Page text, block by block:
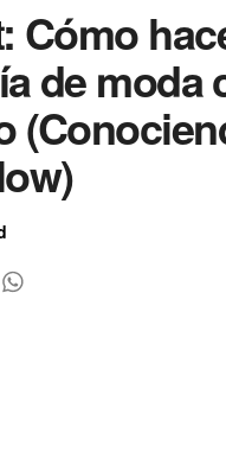
Cómo
de moda